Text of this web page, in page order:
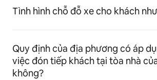
Tình hình chỗ đỗ xe cho khách
Quy định của địa phương có áp
việc đón tiếp khách tại tòa nhà
không?